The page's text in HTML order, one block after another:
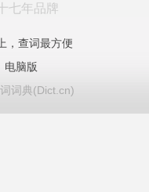
七年品牌
，查词最方便
电脑版
词典(Dict.cn)